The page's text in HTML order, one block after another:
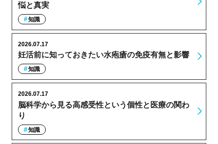
悩と真実
知識
妊活前に知っておきたい水疱瘡の免疫有無と影響
2026.07.17
知識
脳科学から見る高感受性という個性と医療の関わ
り
2026.07.17
知識